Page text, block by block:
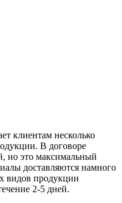
клиентам несколько
В договоре
но это максимальный
доставляются намного
видов продукции
2-5 дней.